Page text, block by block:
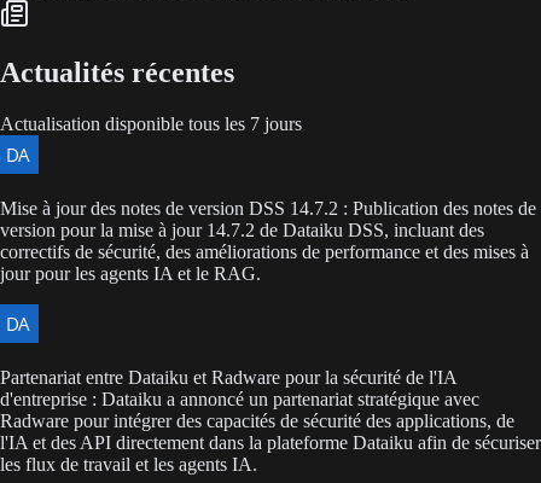
Actualités récentes
Actualisation disponible tous les 7 jours
Mise à jour des notes de version DSS 14.7.2 : Publication des notes de
version pour la mise à jour 14.7.2 de Dataiku DSS, incluant des
correctifs de sécurité, des améliorations de performance et des mises à
jour pour les agents IA et le RAG.
Partenariat entre Dataiku et Radware pour la sécurité de l'IA
d'entreprise : Dataiku a annoncé un partenariat stratégique avec
Radware pour intégrer des capacités de sécurité des applications, de
l'IA et des API directement dans la plateforme Dataiku afin de sécuriser
les flux de travail et les agents IA.